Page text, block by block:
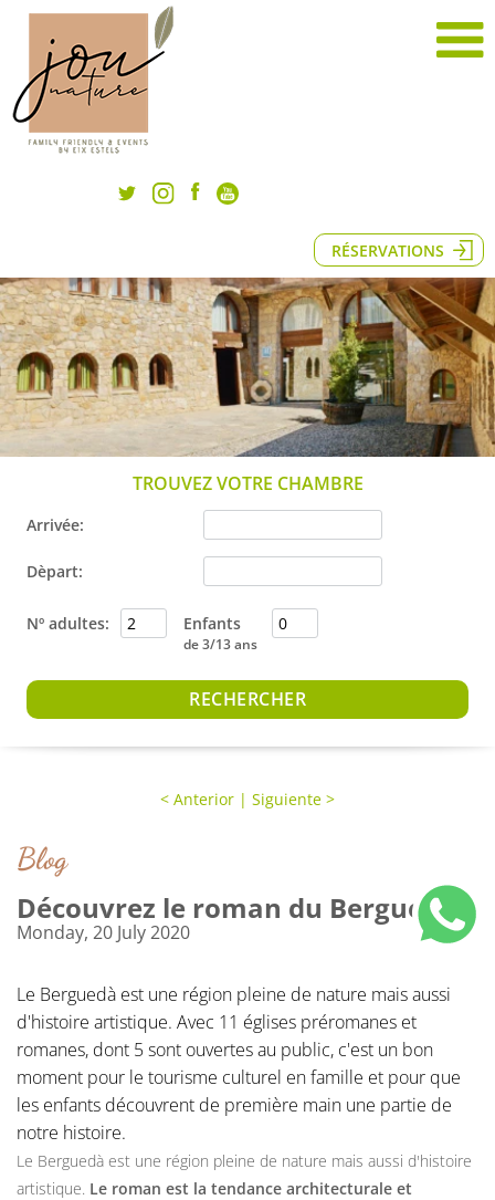
RÉSERVATIONS
TROUVEZ VOTRE CHAMBRE
Arrivée:
Dèpart:
Nº adultes: Enfants
de 3/13 ans
< Anterior | Siguiente >
Blog
Découvrez le roman du Berguedà
Monday, 20 July 2020
Le Berguedà est une région pleine de nature mais aussi
d'histoire artistique. Avec 11 églises préromanes et
romanes, dont 5 sont ouvertes au public, c'est un bon
moment pour le tourisme culturel en famille et pour que
les enfants découvrent de première main une partie de
notre histoire.
Le Berguedà est une région pleine de nature mais aussi d'histoire
artistique. Le roman est la tendance architecturale et